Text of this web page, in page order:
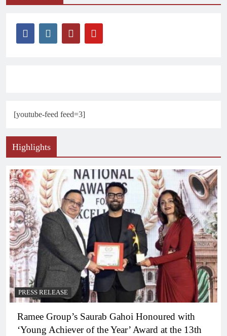
[youtube-feed feed=3]
Highlights
PRESS RELEASE
Ramee Group’s Saurab Gahoi Honoured with
‘Young Achiever of the Year’ Award at the 13th